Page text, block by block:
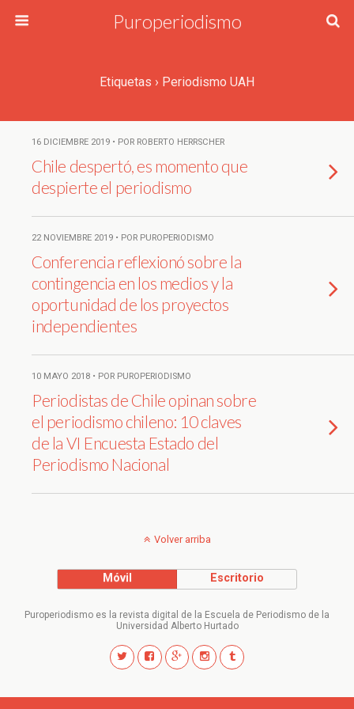
Puroperiodismo
Etiquetas › Periodismo UAH
16 DICIEMBRE 2019 • POR ROBERTO HERRSCHER
Chile despertó, es momento que
despierte el periodismo
22 NOVIEMBRE 2019 • POR PUROPERIODISMO
Conferencia reflexionó sobre la
contingencia en los medios y la
oportunidad de los proyectos
independientes
10 MAYO 2018 • POR PUROPERIODISMO
Periodistas de Chile opinan sobre
el periodismo chileno: 10 claves
de la VI Encuesta Estado del
Periodismo Nacional
Volver arriba
Móvil Escritorio
Puroperiodismo es la revista digital de la Escuela de Periodismo de la
Universidad Alberto Hurtado